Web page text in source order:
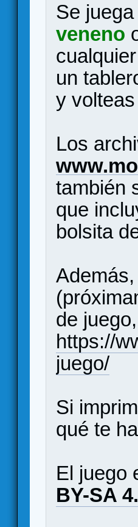
Se
veneno
un
y
Los
también
que
bolsita
de
https://
juego/
Si
qué te
El juego
BY-SA